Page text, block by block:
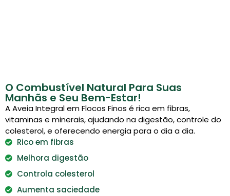
O Combustível Natural Para Suas
Manhãs e Seu Bem-Estar!
A Aveia Integral em Flocos Finos é rica em fibras,
vitaminas e minerais, ajudando na digestão, controle do
colesterol, e oferecendo energia para o dia a dia.
Rico em fibras
Melhora digestão
Controla colesterol
Aumenta saciedade